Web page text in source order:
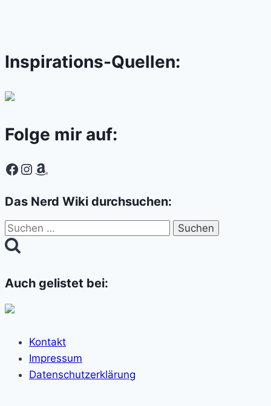
Inspirations-Quellen:
Folge mir auf:
Facebook
Instagram
Amazon
Das Nerd Wiki durchsuchen:
Suchen
nach:
Auch gelistet bei:
Kontakt
Impressum
Datenschutzerklärung